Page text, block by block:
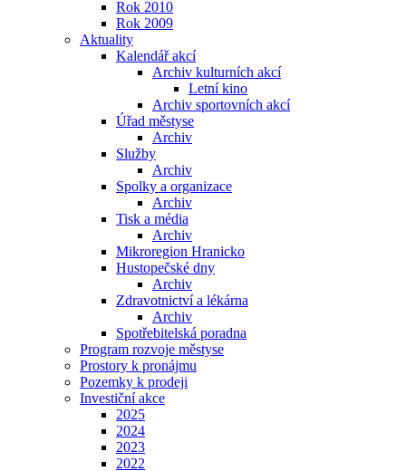
Rok 2010
Rok 2009
Aktuality
Kalendář akcí
Archiv kulturních akcí
Letní kino
Archiv sportovních akcí
Úřad městyse
Archiv
Služby
Archiv
Spolky a organizace
Archiv
Tisk a média
Archiv
Mikroregion Hranicko
Hustopečské dny
Archiv
Zdravotnictví a lékárna
Archiv
Spotřebitelská poradna
Program rozvoje městyse
Prostory k pronájmu
Pozemky k prodeji
Investiční akce
2025
2024
2023
2022